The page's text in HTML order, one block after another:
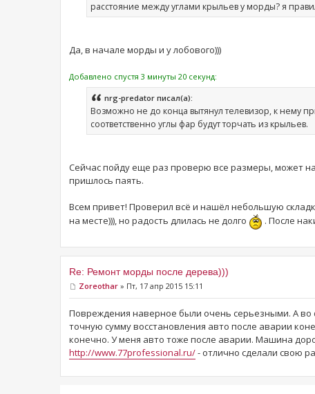
расстояние между углами крыльев у морды? я
Да, в начале морды и у лобового)))
Добавлено спустя 3 минуты 20 секунд:
nrg-predator писал(а):
Возможно не до конца вытянул телевизор, к нему
соответственно углы фар будут торчать из крыльев.
Сейчас пойду еще раз проверю все размеры, может
пришлось паять.
Всем привет! Проверил всё и нашёл небольшую
на месте))), но радость длилась не долго
. После
Re: Ремонт морды после дерева)))
Zoreothar » Пт, 17 апр 2015 15:11
Повреждения наверное были очень серьезными. А во
точную сумму восстановления авто после аварии
конечно. У меня авто тоже после аварии. Машина
http://www.77professional.ru/- отлично сделали свою